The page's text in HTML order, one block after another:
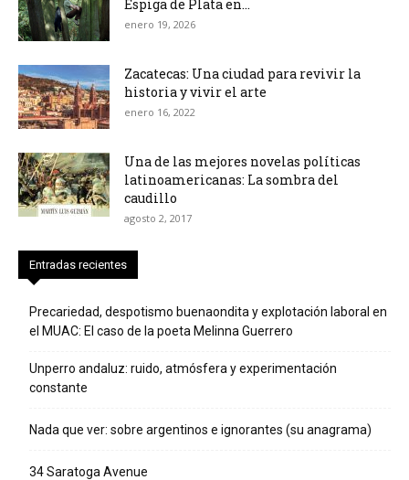
Espiga de Plata en...
enero 19, 2026
Zacatecas: Una ciudad para revivir la
historia y vivir el arte
enero 16, 2022
Una de las mejores novelas políticas
latinoamericanas: La sombra del
caudillo
agosto 2, 2017
Entradas recientes
Precariedad, despotismo buenaondita y explotación laboral en
el MUAC: El caso de la poeta Melinna Guerrero
Unperro andaluz: ruido, atmósfera y experimentación
constante
Nada que ver: sobre argentinos e ignorantes (su anagrama)
34 Saratoga Avenue